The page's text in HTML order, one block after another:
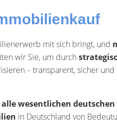
mit sich bringt, und
wir Sie, um durch
– transparent, sicher
wesentlichen deutschen
in Deutschland von